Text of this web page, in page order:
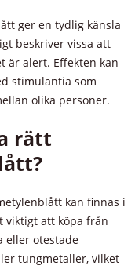
ger en tydlig känsla
beskriver vissa att
är alert. Effekten kan
stimulantia som
olika personer.
rätt
kan finnas i
viktigt att köpa från
eller otestade
tungmetaller, vilket